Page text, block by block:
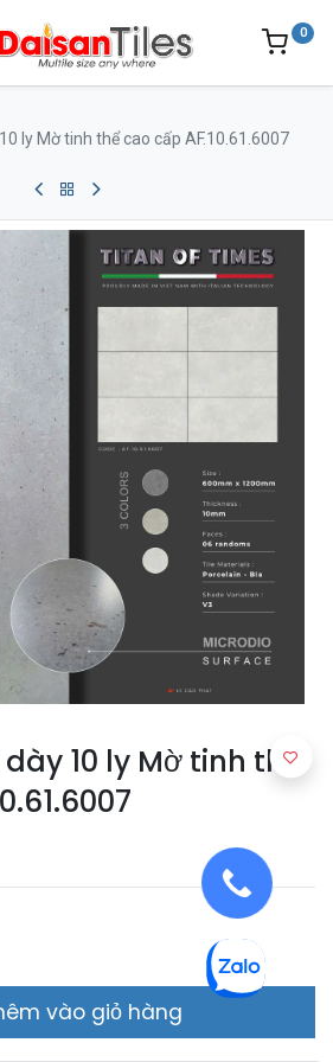
0
ly Mờ tinh thể cao cấp AF.10.61.6007
dày 10 ly Mờ tinh thể
vào giỏ hàng